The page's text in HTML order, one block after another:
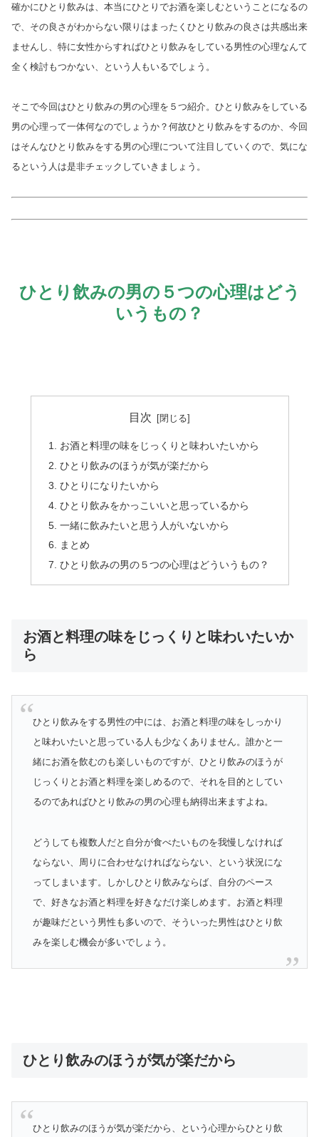
確かにひとり飲みは、本当にひとりでお酒を楽しむということになるの
で、その良さがわからない限りはまったくひとり飲みの良さは共感出来
ませんし、特に女性からすればひとり飲みをしている男性の心理なんて
全く検討もつかない、という人もいるでしょう。
そこで今回はひとり飲みの男の心理を５つ紹介。ひとり飲みをしている
男の心理って一体何なのでしょうか？何故ひとり飲みをするのか、今回
はそんなひとり飲みをする男の心理について注目していくので、気にな
るという人は是非チェックしていきましょう。
ひとり飲みの男の５つの心理はどう
いうもの？
目次
お酒と料理の味をじっくりと味わいたいから
ひとり飲みのほうが気が楽だから
ひとりになりたいから
ひとり飲みをかっこいいと思っているから
一緒に飲みたいと思う人がいないから
まとめ
ひとり飲みの男の５つの心理はどういうもの？
お酒と料理の味をじっくりと味わいたいか
ら
ひとり飲みをする男性の中には、お酒と料理の味をしっかり
と味わいたいと思っている人も少なくありません。誰かと一
緒にお酒を飲むのも楽しいものですが、ひとり飲みのほうが
じっくりとお酒と料理を楽しめるので、それを目的としてい
るのであればひとり飲みの男の心理も納得出来ますよね。
どうしても複数人だと自分が食べたいものを我慢しなければ
ならない、周りに合わせなければならない、という状況にな
ってしまいます。しかしひとり飲みならば、自分のペース
で、好きなお酒と料理を好きなだけ楽しめます。お酒と料理
が趣味だという男性も多いので、そういった男性はひとり飲
みを楽しむ機会が多いでしょう。
ひとり飲みのほうが気が楽だから
ひとり飲みのほうが気が楽だから、という心理からひとり飲